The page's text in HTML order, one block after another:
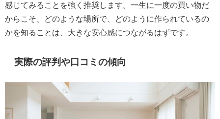
感じてみることを強く推奨します。一生に一度の買い物だ
からこそ、どのような場所で、どのように作られているの
かを知ることは、大きな安心感につながるはずです。
実際の評判や口コミの傾向